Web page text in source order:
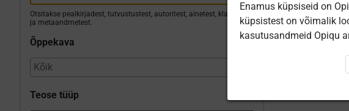
Otsitakse pealkirjadest, tutvustustest, autoritest, ainetest, klassidest
ja metaandmetest.
Õppekava
Teose tüüp
Muutuste
maailm. 7.
Avita
Enamus küpsiseid on
küpsistest on võimalik
kasutusandmeid Opiqu